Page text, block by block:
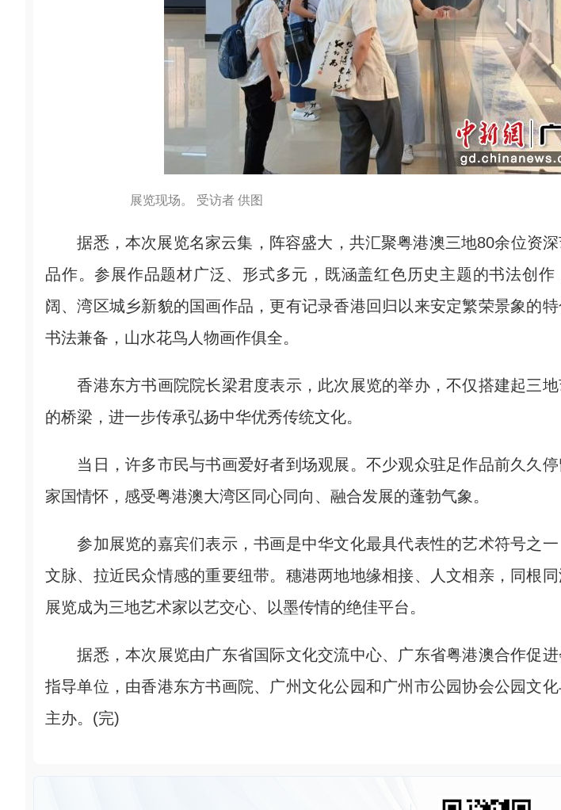
展览现场。 受访者 供图
据悉，本次展览名家云集，阵容盛大，共汇聚粤港澳三地80余位资深
品作。参展作品题材广泛、形式多元，既涵盖红色历史主题的书法创作
阔、湾区城乡新貌的国画作品，更有记录香港回归以来安定繁荣景象的
书法兼备，山水花鸟人物画作俱全。
香港东方书画院院长梁君度表示，此次展览的举办，不仅搭建起三地
的桥梁，进一步传承弘扬中华优秀传统文化。
当日，许多市民与书画爱好者到场观展。不少观众驻足作品前久久停
家国情怀，感受粤港澳大湾区同心同向、融合发展的蓬勃气象。
参加展览的嘉宾们表示，书画是中华文化最具代表性的艺术符号之一
文脉、拉近民众情感的重要纽带。穗港两地地缘相接、人文相亲，同根
展览成为三地艺术家以艺交心、以墨传情的绝佳平台。
据悉，本次展览由广东省国际文化交流中心、广东省粤港澳合作促进
指导单位，由香港东方书画院、广州文化公园和广州市公园协会公园文
主办。(完)